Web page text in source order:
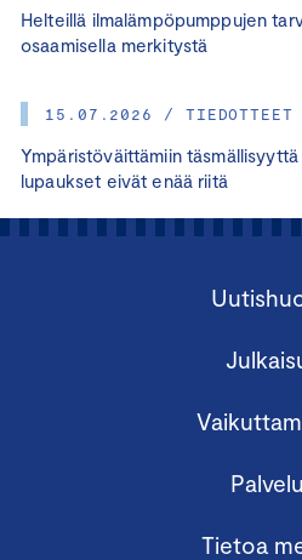
Helteillä ilmalämpöpumppujen
osaamisella merkitystä
15.07.2026 / TIEDOTTEET
Ympäristöväittämiin
lupaukset eivät enää riitä
Tietoa